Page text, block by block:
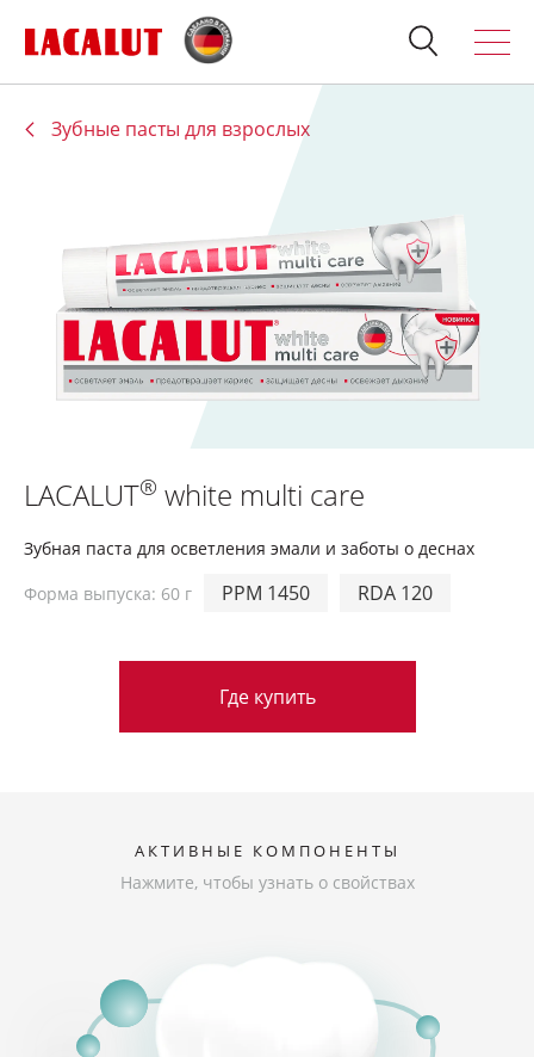
Продукция
О бренде
Полезно знать
Спросите стоматолога
Контакты
Для стоматологов:
Терапия
Ортопедия
Искать
Зубные пасты для взрослых
LACALUT® white multi care
Зубная паста для осветления эмали и заботы о деснах
Форма выпуска: 60 г
PPM 1450 RDA 120
Гдe купить
АКТИВНЫЕ КОМПОНЕНТЫ
Нажмите, чтобы узнать о свойствах